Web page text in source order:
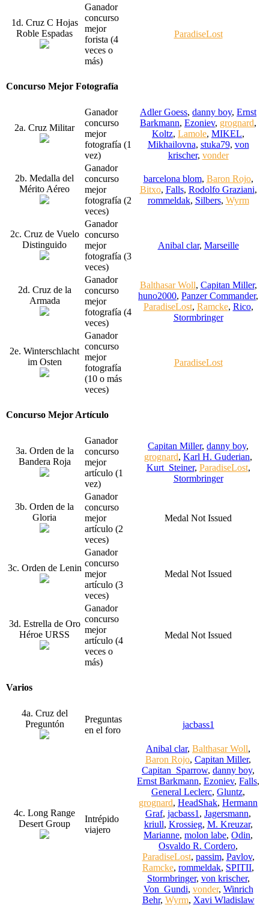
1d. Cruz C Hojas
Roble Espadas
Ganador
concurso
mejor
forista (4
veces o
más)
ParadiseLost
Concurso Mejor Fotografía
2a. Cruz Militar
Ganador
concurso
mejor
fotografía (1
vez)
Adler Goess, danny boy, Ernst
Barkmann, Ezoniev, grognard,
Koltz, Lamole, MIKEL,
Mikhailovna, stuka79, von
krischer, vonder
2b. Medalla del
Mérito Aéreo
Ganador
concurso
mejor
fotografía (2
veces)
barcelona blom, Baron Rojo,
Bitxo, Falls, Rodolfo Graziani,
rommeldak, Silbers, Wyrm
2c. Cruz de Vuelo
Distinguido
Ganador
concurso
mejor
fotografía (3
veces)
Anibal clar, Marseille
2d. Cruz de la
Armada
Ganador
concurso
mejor
fotografía (4
veces)
Balthasar Woll, Capitan Miller,
huno2000, Panzer Commander,
ParadiseLost, Ramcke, Rico,
Stormbringer
2e. Winterschlacht
im Osten
Ganador
concurso
mejor
fotografía
(10 o más
veces)
ParadiseLost
Concurso Mejor Artículo
3a. Orden de la
Bandera Roja
Ganador
concurso
mejor
artículo (1
vez)
Capitan Miller, danny boy,
grognard, Karl H. Guderian,
Kurt_Steiner, ParadiseLost,
Stormbringer
3b. Orden de la
Gloria
Ganador
concurso
mejor
artículo (2
veces)
Medal Not Issued
3c. Orden de Lenin
Ganador
concurso
mejor
artículo (3
veces)
Medal Not Issued
3d. Estrella de Oro
Héroe URSS
Ganador
concurso
mejor
artículo (4
veces o
más)
Medal Not Issued
Varios
4a. Cruz del
Preguntón
Preguntas
en el foro
jacbass1
4c. Long Range
Desert Group
Intrépido
viajero
Anibal clar, Balthasar Woll,
Baron Rojo, Capitan Miller,
Capitan_Sparrow, danny boy,
Ernst Barkmann, Ezoniev, Falls,
General Leclerc, Gluntz,
grognard, HeadShak, Hermann
Graf, jacbass1 , Jagersmann,
kriull, Krossieg, M. Kreuzar,
Marianne, molon labe, Odin,
Osvaldo R. Cordero,
ParadiseLost, passim, Pavlov,
Ramcke, rommeldak, SPITII,
Stormbringer, von krischer,
Von_Gundi, vonder, Winrich
Behr, Wyrm, Xavi Wladislaw